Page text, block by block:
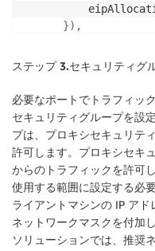
}) ,
const proxySG
      vpc
: vpc ,
      description
:
} ) ;
const nucleusSG =
      vpc
: vpc ,
      description
:
});
ステップ 3.セキュリティグ
必要なポートでトラフィッ
セキュリティグループを設
プは、プロキシセキュリテ
許可します。プロキシセキ
からのトラフィックを許可
使用する範囲に設定する必
ライアントマシンの IP ア
ネットワークマスクを付加
ソリューションでは、推奨